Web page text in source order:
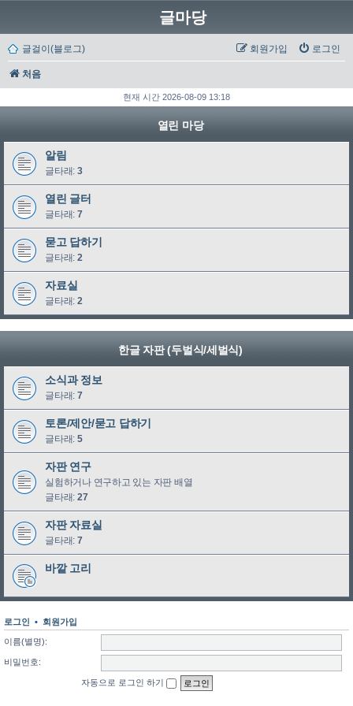
글마당
글걸이(블로그) 로그인
회원가입
처음
현재 시간 2026-08-09 13:18
열린 마당
알림
글타래: 3
열린 글터
글타래: 7
묻고 답하기
글타래: 2
자료실
글타래: 2
한글 자판 (두벌식/세벌식)
소식과 정보
글타래: 7
토론/제안/묻고 답하기
글타래: 5
자판 연구
실험하거나 연구하고 있는 자판 배열
글타래: 27
자판 자료실
글타래: 7
바깥 고리
로그인 • 회원가입
이름(별명):
비밀번호:
자동으로 로그인 하기